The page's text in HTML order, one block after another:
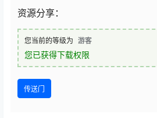
资源分享：
您当前的等级为 游客
您已获得下载权限
传送门